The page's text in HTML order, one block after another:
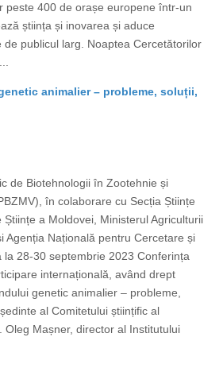
peste 400 de orașe europene într-un
știința și inovarea și aduce
publicul larg. Noaptea Cercetătorilor
animalier – probleme, soluții,
de Biotehnologii în Zootehnie și
în colaborare cu Secția Științe
Științe a Moldovei, Ministerul Agriculturii
Agenția Națională pentru Cercetare și
la 28-30 septembrie 2023 Сonferința
internațională, având drept
genetic animalier – probleme,
al Comitetului științific al
Oleg Mașner, director al Institutului